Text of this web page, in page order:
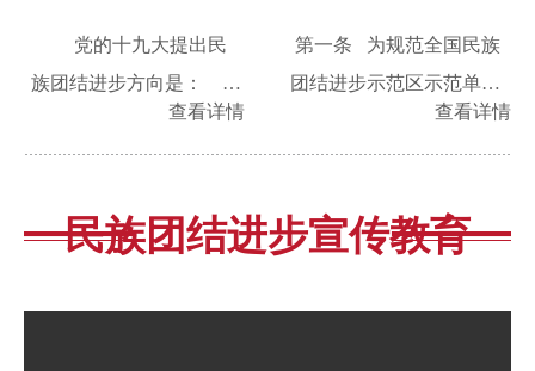
制...
党的十九大提出民
族团结进步方向是：
全面贯彻党的民族政策，
深化民族团结进步教育，
识，加强各民族交往交流
查看详情
第一条 为规范全国民族
团结进步示范区示范单位
命名，更好发挥示范区示
范单位引领作用，根据中
公厅《关于全面深
查看详情
民族团结进步宣传教育